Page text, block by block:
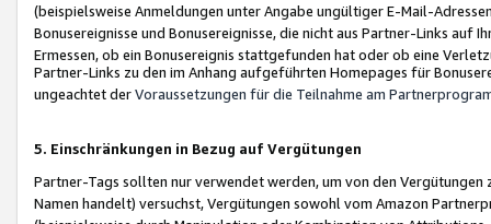
(beispielsweise Anmeldungen unter Angabe ungültiger E-Mail-
Bonusereignisse und Bonusereignisse, die nicht aus Partner-Links auf
Ermessen, ob ein Bonusereignis stattgefunden hat oder ob eine
Partner-Links zu den im Anhang aufgeführten Homepages für
ungeachtet derVoraussetzungen für die Teilnahme am
5. Einschränkungen in Bezug auf Vergütungen
Partner-Tags sollten nur verwendet werden, um von den
Namen handelt) versuchst, Vergütungen sowohl vom Amazon